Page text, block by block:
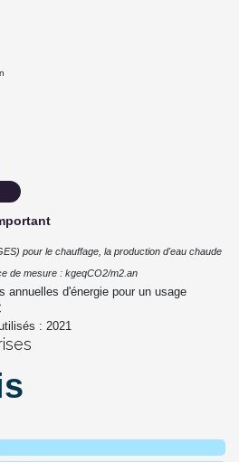
pour le chauffage, la production d'eau chaude
de mesure : kgeqCO2/m2.an
annuelles d'énergie pour un usage
: 2021